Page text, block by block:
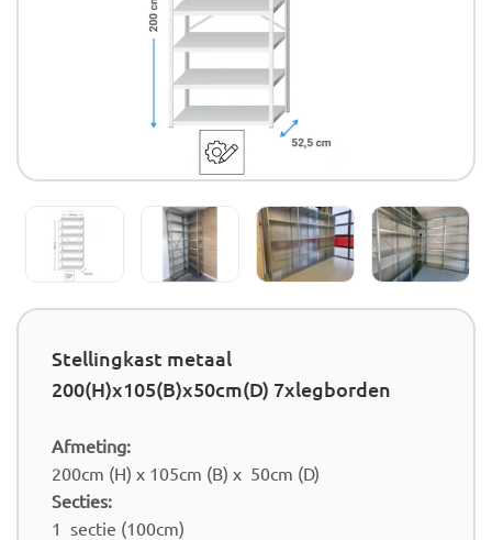
Stellingkast metaal
200(H)x105(B)x50cm(D) 7xlegborden
Afmeting:
200cm (H) x 105cm (B) x 50cm (D)
Secties:
1 sectie (100cm)